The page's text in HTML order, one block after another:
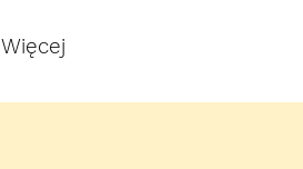
Więcej